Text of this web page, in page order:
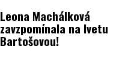
Leona Machálková
zavzpomínala na Ivetu
Bartošovou!